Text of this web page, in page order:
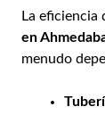
La eficiencia
en
menudo